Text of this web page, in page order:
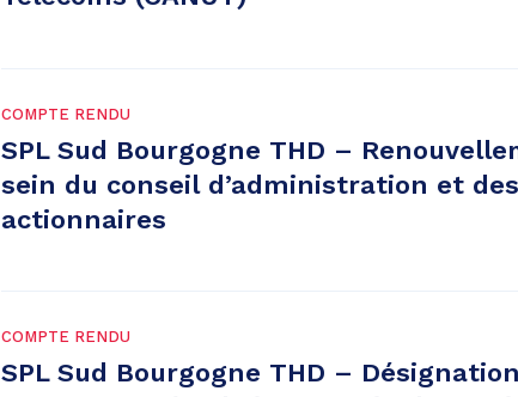
COMPTE RENDU
SPL Sud Bourgogne THD –
sein du conseil d’administration et
actionnaires
COMPTE RENDU
SPL Sud Bourgogne THD –